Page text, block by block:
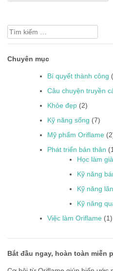
Tìm
kiếm
Chuyên mục
Bí quyết thành công
Câu chuyện truyền
Khỏe đẹp (2)
Kỹ năng sống (7)
Mỹ phẩm Oriflame
Phát triển bản thân
Học làm
Kỹ năng
Kỹ năng
Kỹ năng
Việc làm Oriflame (1)
Bắt đầu ngay, hoàn toàn miễn